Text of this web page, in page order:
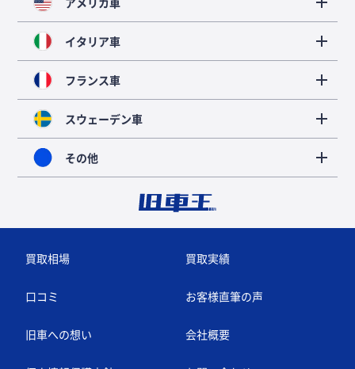
イタリア車
フランス車
スウェーデン車
その他
買取相場 買取実績
口コミ お客様直筆の声
旧車への想い 会社概要